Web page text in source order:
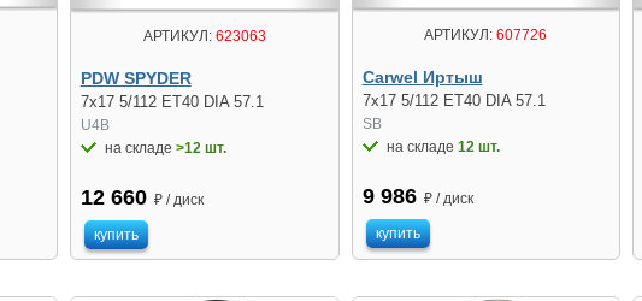
АРТИКУЛ:623063
PDW SPYDER
7x17 5/112 ET40 DIA 57.1
U4B
на складе >12 шт.
12 660 ₽ / диск
купить
АРТИКУЛ: 607726
Carwel Иртыш
7x17 5/112 ET40 DIA 57.1
SB
на складе 12 шт.
9 986 ₽ / диск
купить